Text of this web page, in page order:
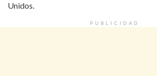
Unidos.
PUBLICIDAD